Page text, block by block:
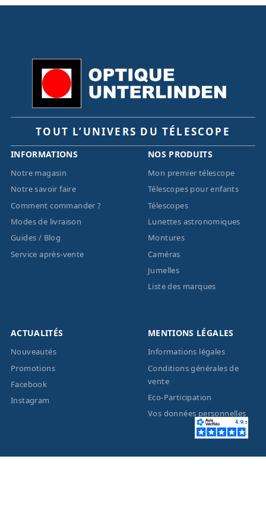
TOUT L’UNIVERS DU TÉLESCOPE
INFORMATIONS
Notre magasin
Notre savoir faire
Comment commander ?
Modes de livraison
Guides / Blog
Service après-vente
NOS PRODUITS
Mon premier télescope
Télescopes pour enfants
Télescopes
Lunettes astronomiques
Montures
Caméras
Jumelles
Liste des marques
ACTUALITÉS
Nouveautés
Promotions
Facebook
Instagram
MENTIONS LÉGALES
Informations légales
Conditions générales de
vente
Eco-Participation
Vos données personnelles